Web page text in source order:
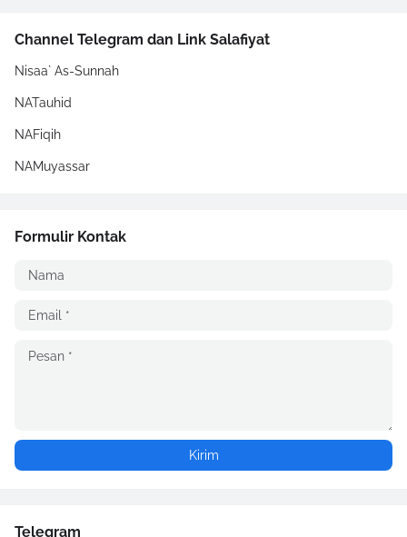
Channel Telegram dan Link Salafiyat
Nisaa` As-Sunnah
NATauhid
NAFiqih
NAMuyassar
Formulir Kontak
Telegram